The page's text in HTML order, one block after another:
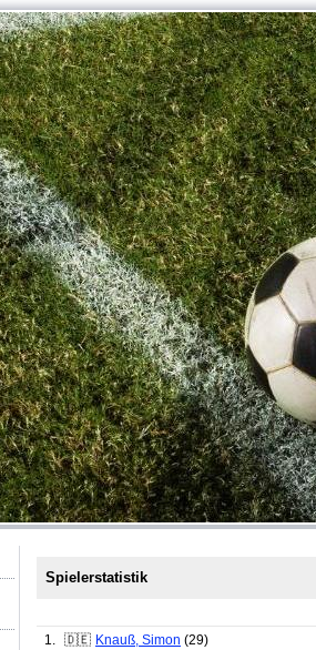
Spielerstatistik
1. 🇩🇪 Knauß, Simon (29)